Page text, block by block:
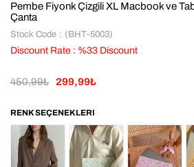
Pembe Fiyonk Çizgili XL Macbook ve
Çanta
Stock Code (BHT-5003)
Discount Rate : %33 Discount
450,99₺ 299,99₺